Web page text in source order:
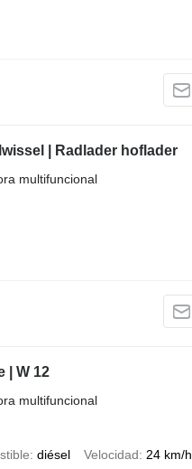
| Radlader hoflader
multifuncional
| W 12
multifuncional
diésel Velocidad 24 km/h